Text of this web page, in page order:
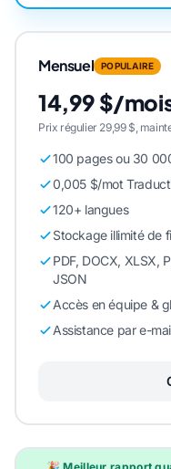
Mensuel POPULAIRE
14,99 $/
Prix régulier 29,99 $,
100 pages ou 30
0,005 $/mot
120+ langues
Stockage illimité de
PDF, DOCX, XLSX,
JSON
Accès en équipe &
Assistance par e-